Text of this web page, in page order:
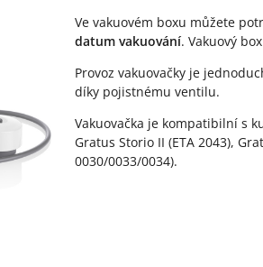
Ve vakuovém boxu můžete
datum vakuování. Vakuový box
Provoz vakuovačky je
díky pojistnému ventilu.
Vakuovačka je kompatibilní s
Gratus Storio II (ETA 2043),
0030/0033/0034).